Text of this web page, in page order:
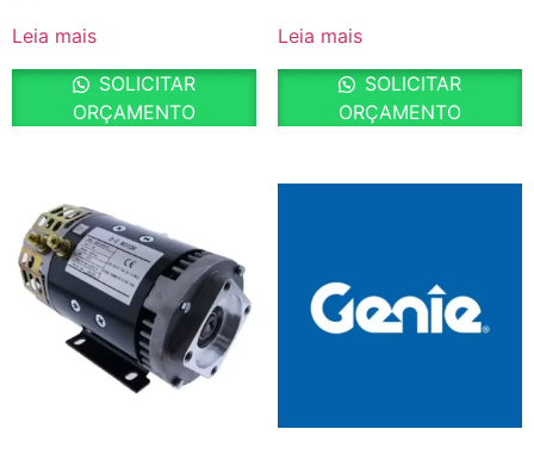
Leia mais
SOLICITAR
ORÇAMENTO
Leia mais
SOLICITAR
ORÇAMENTO